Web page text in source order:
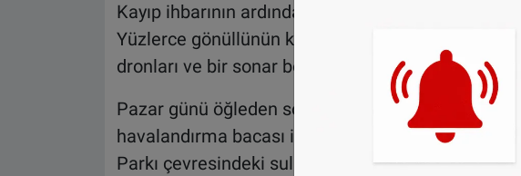
Kayıp ihbarının ardından günler boyunca yoğun
Yüzlerce gönüllünün katıldığı çalışmalara, özel
dronları ve bir sonar botu da destek verdi.
Pazar günü öğleden sonra Velsen-Noord’daki bir
havalandırma bacası incelendi. Pazartesi sabahı
Parkı çevresindeki sularda arama yapıldı. Ancak